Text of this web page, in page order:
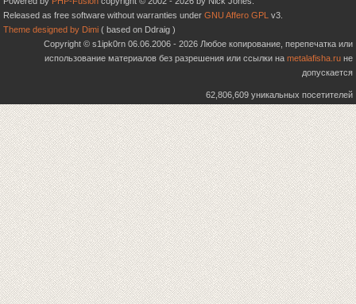
Released as free software without warranties under GNU Affero GPL v3.
Theme designed by Dimi ( based on Ddraig )
Copyright © s1ipk0rn 06.06.2006 - 2026 Любое копирование, перепечатка или
использование материалов без разрешения или ссылки на metalafisha.ru не
допускается
62,806,609 уникальных посетителей